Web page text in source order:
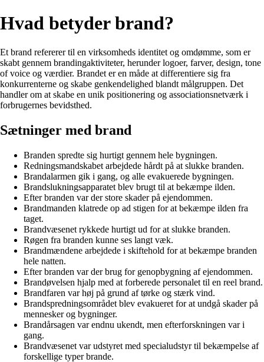
Hvad betyder brand?
Et brand refererer til en virksomheds identitet og omdømme, som er
skabt gennem brandingaktiviteter, herunder logoer, farver, design, tone
of voice og værdier. Brandet er en måde at differentiere sig fra
konkurrenterne og skabe genkendelighed blandt målgruppen. Det
handler om at skabe en unik positionering og associationsnetværk i
forbrugernes bevidsthed.
Sætninger med brand
Branden spredte sig hurtigt gennem hele bygningen.
Redningsmandskabet arbejdede hårdt på at slukke branden.
Brandalarmen gik i gang, og alle evakuerede bygningen.
Brandslukningsapparatet blev brugt til at bekæmpe ilden.
Efter branden var der store skader på ejendommen.
Brandmanden klatrede op ad stigen for at bekæmpe ilden fra
taget.
Brandvæsenet rykkede hurtigt ud for at slukke branden.
Røgen fra branden kunne ses langt væk.
Brandmændene arbejdede i skiftehold for at bekæmpe branden
hele natten.
Efter branden var der brug for genopbygning af ejendommen.
Brandøvelsen hjalp med at forberede personalet til en reel brand.
Brandfaren var høj på grund af tørke og stærk vind.
Brandspredningsområdet blev evakueret for at undgå skader på
mennesker og bygninger.
Brandårsagen var endnu ukendt, men efterforskningen var i
gang.
Brandvæsenet var udstyret med specialudstyr til bekæmpelse af
forskellige typer brande.